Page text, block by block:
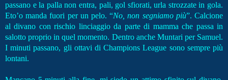
passano e la palla non entra, pali, gol sfiorati, urla strozzate in gola.
Eto’o manda fuori per un pelo. “No, non segniamo più”. Calcione
al divano con rischio linciaggio da parte di mamma che passa in
salotto proprio in quel momento. Dentro anche Muntari per Samuel.
I minuti passano, gli ottavi di Champions League sono sempre più
lontani.